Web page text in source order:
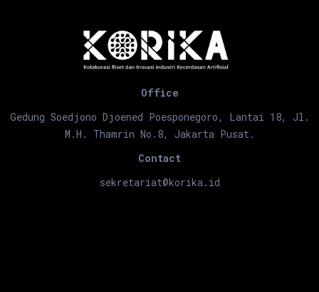
Office
Gedung Soedjono Djoened Poesponegoro, Lantai 18, Jl.
M.H. Thamrin No.8, Jakarta Pusat.
Contact
sekretariat@korika.id